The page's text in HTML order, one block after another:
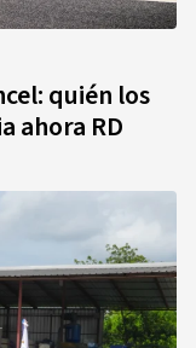
quién los
ahora RD